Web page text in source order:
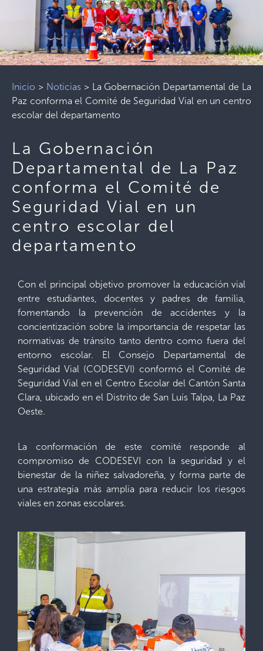
Inicio > Noticias> La Gobernación Departamental de La
Paz conforma el Comité de Seguridad Vial en un centro
escolar del departamento
La Gobernación
Departamental de La Paz
conforma el Comité de
Seguridad Vial en un
centro escolar del
departamento
Con el principal objetivo promover la educación vial
entre estudiantes, docentes y padres de familia,
fomentando la prevención de accidentes y la
concientización sobre la importancia de respetar las
normativas de tránsito tanto dentro como fuera del
entorno escolar. El Consejo Departamental de
Seguridad Vial (CODESEVI) conformó el Comité de
Seguridad Vial en el Centro Escolar del Cantón Santa
Clara, ubicado en el Distrito de San Luís Talpa, La Paz
Oeste.
La conformación de este comité responde al
compromiso de CODESEVI con la seguridad y el
bienestar de la niñez salvadoreña, y forma parte de
una estrategia más amplia para reducir los riesgos
viales en zonas escolares.